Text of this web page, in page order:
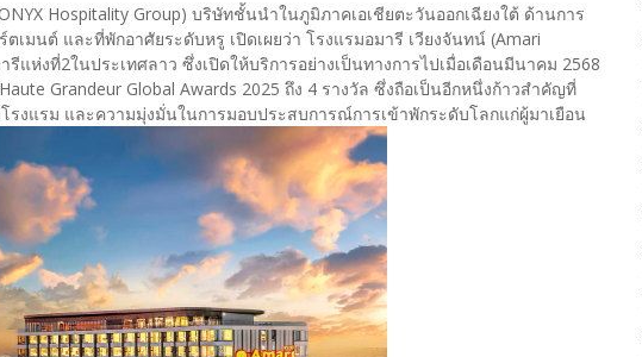
Hospitality Group) บริษัทชั้นนำในภูมิภาคเอเชียตะวันออกเฉียงใต้ ด้านการ
เมนต์ และที่พักอาศัยระดับหรู เปิดเผยว่า โรงแรมอมารี เวียงจันทน์ (Amari
แห่งที่2ในประเทศลาว ซึ่งเปิดให้บริการอย่างเป็นทางการไปเมื่อเดือนมีนาคม 2568
Grandeur Global Awards 2025 ถึง 4 รางวัล ซึ่งถือเป็นอีกหนึ่งก้าวสำคัญที่
รงแรม และความมุ่งมั่นในการมอบประสบการณ์การเข้าพักระดับโลกแก่ผู้มาเยือน